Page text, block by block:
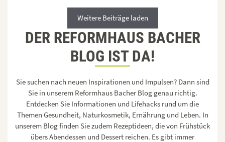
Weitere Beiträge laden
DER REFORMHAUS BACHER
BLOG IST DA!
Sie suchen nach neuen Inspirationen und Impulsen? Dann sind
Sie in unserem Reformhaus Bacher Blog genau richtig.
Entdecken Sie Informationen und Lifehacks rund um die
Themen Gesundheit, Naturkosmetik, Ernährung und Leben. In
unserem Blog finden Sie zudem Rezeptideen, die von Frühstück
übers Abendessen und Dessert reichen. Es gibt immer